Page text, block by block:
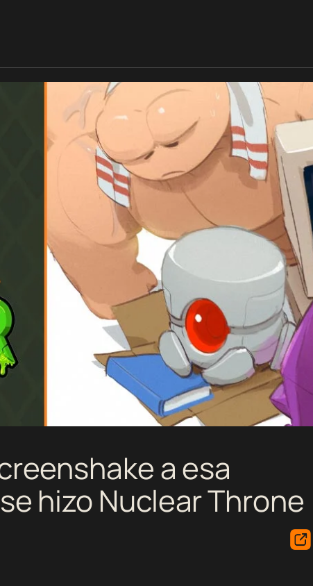
a esa
hizo Nuclear Throne